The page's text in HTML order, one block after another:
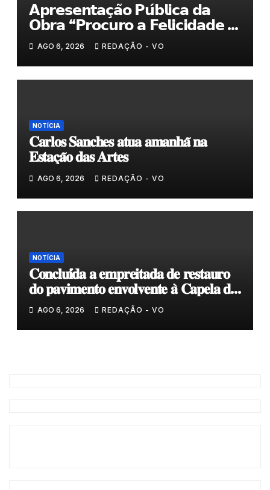
𝗔𝗽𝗿𝗲𝘀𝗲𝗻𝘁𝗮𝗰̧𝗮̃𝗼 𝗣𝘂́𝗯𝗹𝗶𝗰𝗮 𝗱𝗮
𝗢𝗯𝗿𝗮 “𝗣𝗿𝗼𝗰𝘂𝗿𝗼 𝗮 𝗙𝗲𝗹𝗶𝗰𝗶𝗱𝗮𝗱𝗲 𝗲
𝗲𝗹𝗮 𝗺𝗼𝗿𝗮 𝗰𝗼𝗺𝗶𝗴𝗼”
AGO 6, 2026 REDAÇÃO - VO
NOTÍCIA
𝐂𝐚𝐫𝐥𝐨𝐬 𝐒𝐚𝐧𝐜𝐡𝐞𝐬 𝐚𝐭𝐮𝐚 𝐚𝐦𝐚𝐧𝐡𝐚̃ 𝐧𝐚
𝐄𝐬𝐭𝐚𝐜̧𝐚̃𝐨 𝐝𝐚𝐬 𝐀𝐫𝐭𝐞𝐬
AGO 6, 2026 REDAÇÃO - VO
NOTÍCIA
𝐂𝐨𝐧𝐜𝐥𝐮𝐢́𝐝𝐚 𝐚 𝐞𝐦𝐩𝐫𝐞𝐢𝐭𝐚𝐝𝐚 𝐝𝐞 𝐫𝐞𝐬𝐭𝐚𝐮𝐫𝐨
𝐝𝐨 𝐩𝐚𝐯𝐢𝐦𝐞𝐧𝐭𝐨 𝐞𝐧𝐯𝐨𝐥𝐯𝐞𝐧𝐭𝐞 𝐚̀ 𝐂𝐚𝐩𝐞𝐥𝐚 𝐝𝐞
𝐂𝐨𝐯𝐚𝐬
AGO 6, 2026 REDAÇÃO - VO